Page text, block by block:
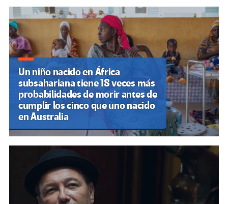
Un niño nacido en África
subsahariana tiene 18 veces más
probabilidades de morir antes de
cumplir los cinco que uno nacido
en Australia